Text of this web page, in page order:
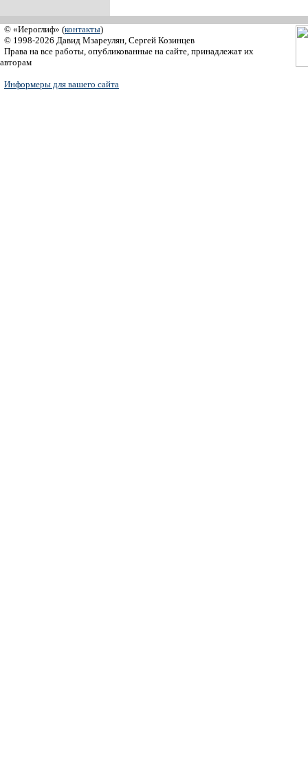
© «Иероглиф» (контакты)
© 1998-2026 Давид Мзареулян, Сергей Козинцев
Права на все работы, опубликованные на сайте, принадлежат их
авторам
Информеры для вашего сайта